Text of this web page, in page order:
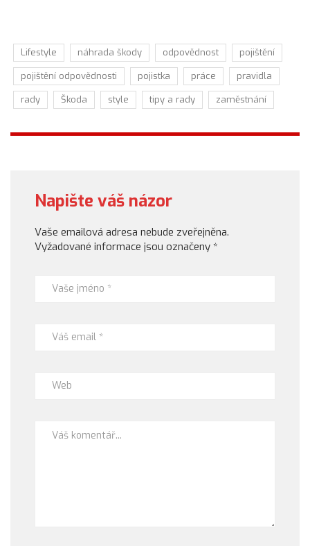
Lifestyle náhrada škody odpovědnost
pojištění
pojištění odpovědnosti
pojistka práce
pravidla
rady
Škoda style tipy a rady zaměstnání
Napište váš názor
Vaše emailová adresa nebude zveřejněna.
Vyžadované informace jsou označeny *